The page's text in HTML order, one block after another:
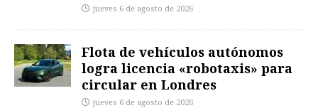
jueves 6 de agosto de 2026
Flota de vehículos autónomos
logra licencia «robotaxis» para
circular en Londres
jueves 6 de agosto de 2026